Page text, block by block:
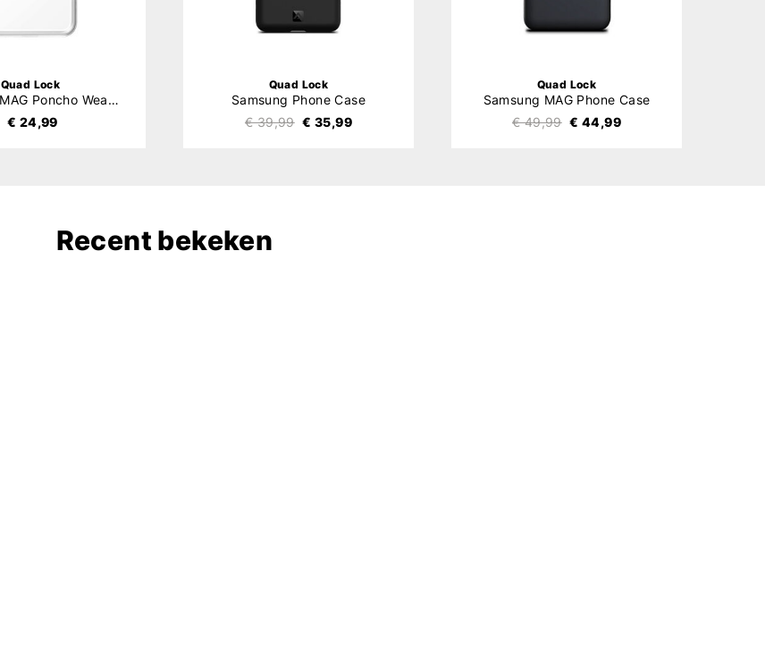
Quad Lock
Samsung MAG Poncho Weather Protection
€ 24,99
Quad Lock
Samsung Phone Case
€ 39,99 € 35,99
Quad Lock
Samsung MAG Phone Case
€ 49,99 € 44,99
Recent bekeken